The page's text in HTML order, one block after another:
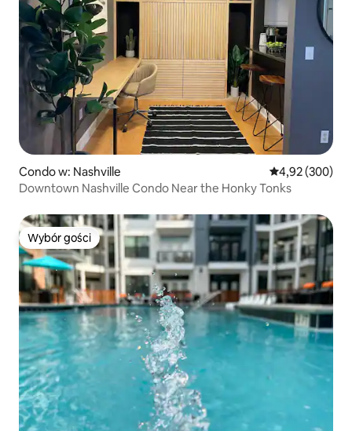
Condo w: Nashville Średnia
4,92 (300)
Downtown Nashville Condo Near the Honky Tonks
Wybór gości
Wybór gości